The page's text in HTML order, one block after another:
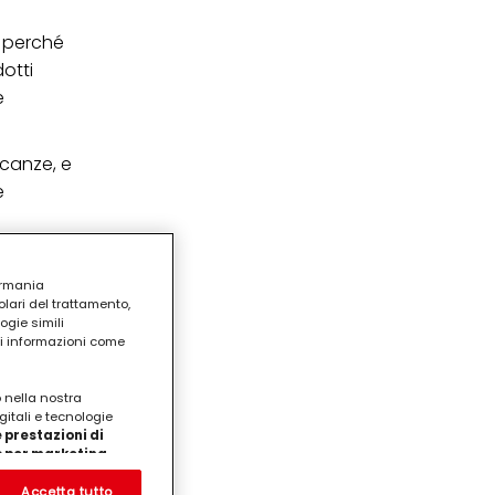
e
del trattamento,
simili
informazioni come
nella nostra
e tecnologie
prestazioni di
per marketing
noi